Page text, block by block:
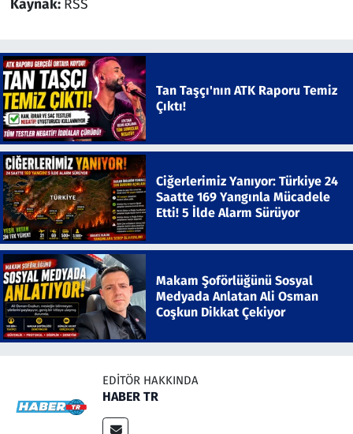
Kaynak: RSS
Tan Taşçı'nın ATK Raporu Temiz
Çıktı!
Ciğerlerimiz Yanıyor: Türkiye 24
Saatte 169 Yangınla Mücadele
Etti! 5 İlde Alarm Sürüyor
Makam Şoförlüğünü Sosyal
Medyada Anlatan Ali Osman
Coşkun Dikkat Çekiyor
EDITÖR HAKKINDA
HABER TR